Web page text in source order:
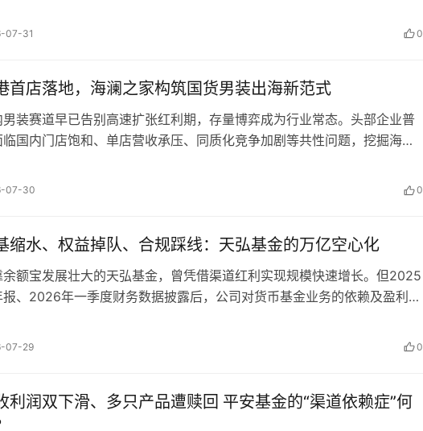
光，都会不由自主的想到一包洽洽瓜子，才能打发这段惬意的时光。 可令
冲淡的不止是记忆，洽洽这样的“零食首选”，甚至是无法替代的“零食专
亿元。 《眼镜财经》注意到，公司营收规模保持平稳、主营业务持续亏
润为4634.35万元，二者存在较大差距，当期部分利润来源于资产处置、
补助等非经常性收益。2025年一季度公司归母净利润为2470.35万元，
年一季度净利润增幅较大，但扣非利润增速与之不同步，核心游戏业务创
不足75%。 二者差距反映净利润构成中非经常性收益占比较高，常态化游
游戏贡献主要流水，该产品上线周期已超过十年，用户增长空间有限。后
节合规管理；前基金经理涉及趋同交易案件；近两年核心投研人员出现变
模增长与质量提升之间的阶段性平衡考验。 财报增长成色待考 产品表现引
营业收入34.93亿元，同比增长12.32%；全年净利润9.61亿元，同比增长
，利润增速低于营收增速。 进入2026年一季度，行业统计数据显示，华
利润1.87亿元，同比下降19.22%，盈利规模出现阶段性收缩。公司总管理
规模有所调整。 产品表现方面，2020年底发行的华安新兴消费A发行规模
亿元，截至2026年一季度末，成立以来累计亏损41.34%，跑输业绩基准
个百分点；华安聚优精选混合持有五年亏损44.42%。 此外，投资研究部
总监万建军管理的华安研究智选混合，成立近五年净值低于0.75元，累计
。各大基金平台出现投资者关于产品业绩的负面情绪。 管理费收入与持有
内控待完善 2025年11月28日，中国证监会…
07-31 0
首店落地，海澜之家构筑国货男装出海新范式
男装赛道早已告别高速扩张红利期，存量博弈成为行业常态。头部企业普
国内门店饱和、单店营收承压、同质化竞争加剧等共性问题，挖掘海外
供可复制的样本。 资本枢纽叠加品牌橱窗，打通内外双向链接通道 香港作
际金融中心与亚太消费枢纽，既是海澜之家冲刺 A+H 两地上市的资本载
亦是品牌面向全球客商、海外华人圈层的形象展示窗口。2025 年 11 月海
家正式向港交所递交招股说明书，同步在香港核心商圈布局品牌标准门
后布局海外渠道的传统模式。 从战略功能划分来看，香港门店承担两大核
品牌，商圈消费群体审美、消费标准对标国际水准。海澜之家落地香港门
用全新国际化极简门店形象，升级 HLA Concept 高端业态，摒弃国内传
07-30 0
缩水、权益掉队、合规踩线：天弘基金的万亿空心化
余额宝发展壮大的天弘基金，曾凭借渠道红利实现规模快速增长。但2025
报、2026年一季度财务数据披露后，公司对货币基金业务的依赖及盈利变
外汇业务违规罚单，以及旗下部分权益与指数基金业绩表现偏弱、核心投
合规建设待加强等多方面挑战。 财报凸显业务结构集中 货币基金规模变化
利表现 2025全年经营数据显示天弘基金对余额宝的依赖度较高，业务
07-29 0
利润双下滑、多只产品遭赎回 平安基金的“渠道依赖症”何